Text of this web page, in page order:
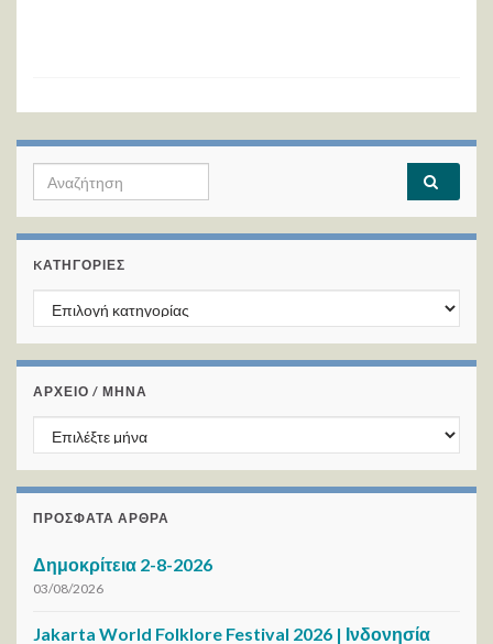
Search for:
KΑΤΗΓΟΡΊΕΣ
Kατηγορίες
ΑΡΧΕΙΟ / ΜΗΝΑ
ΑΡΧΕΙΟ / ΜΗΝΑ
ΠΡΌΣΦΑΤΑ ΆΡΘΡΑ
Δημοκρίτεια 2-8-2026
03/08/2026
Jakarta World Folklore Festival 2026 | Ινδονησία